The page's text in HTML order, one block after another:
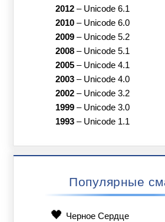
2012– Unicode 6.1
2010– Unicode 6.0
2009– Unicode 5.2
2008– Unicode 5.1
2005– Unicode 4.1
2003– Unicode 4.0
2002– Unicode 3.2
1999– Unicode 3.0
1993– Unicode 1.1
Популярные
🖤 Черное Сердце